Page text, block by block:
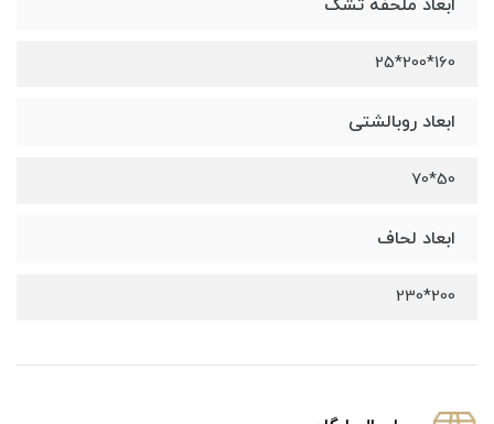
ابعاد ملحفه تشک
160*200*25
ابعاد روبالشتی
50*70
ابعاد لحاف
200*230